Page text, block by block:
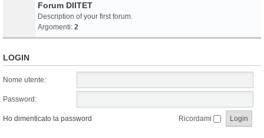
Forum DIITET
Description of your first forum.
Argomenti: 2
LOGIN
Nome utente:
Password:
Ho dimenticato la password Ricordami